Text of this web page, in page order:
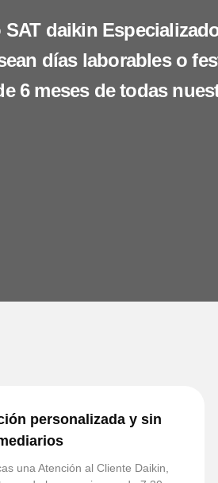
daikin
días laborables o
6 meses de todas
personalizada y sin
una Atención al Cliente Daikin,